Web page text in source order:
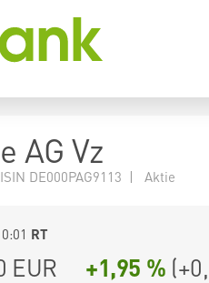
AG Vz
DE000PAG9113 | Aktie
RT
EUR +1,95 % (